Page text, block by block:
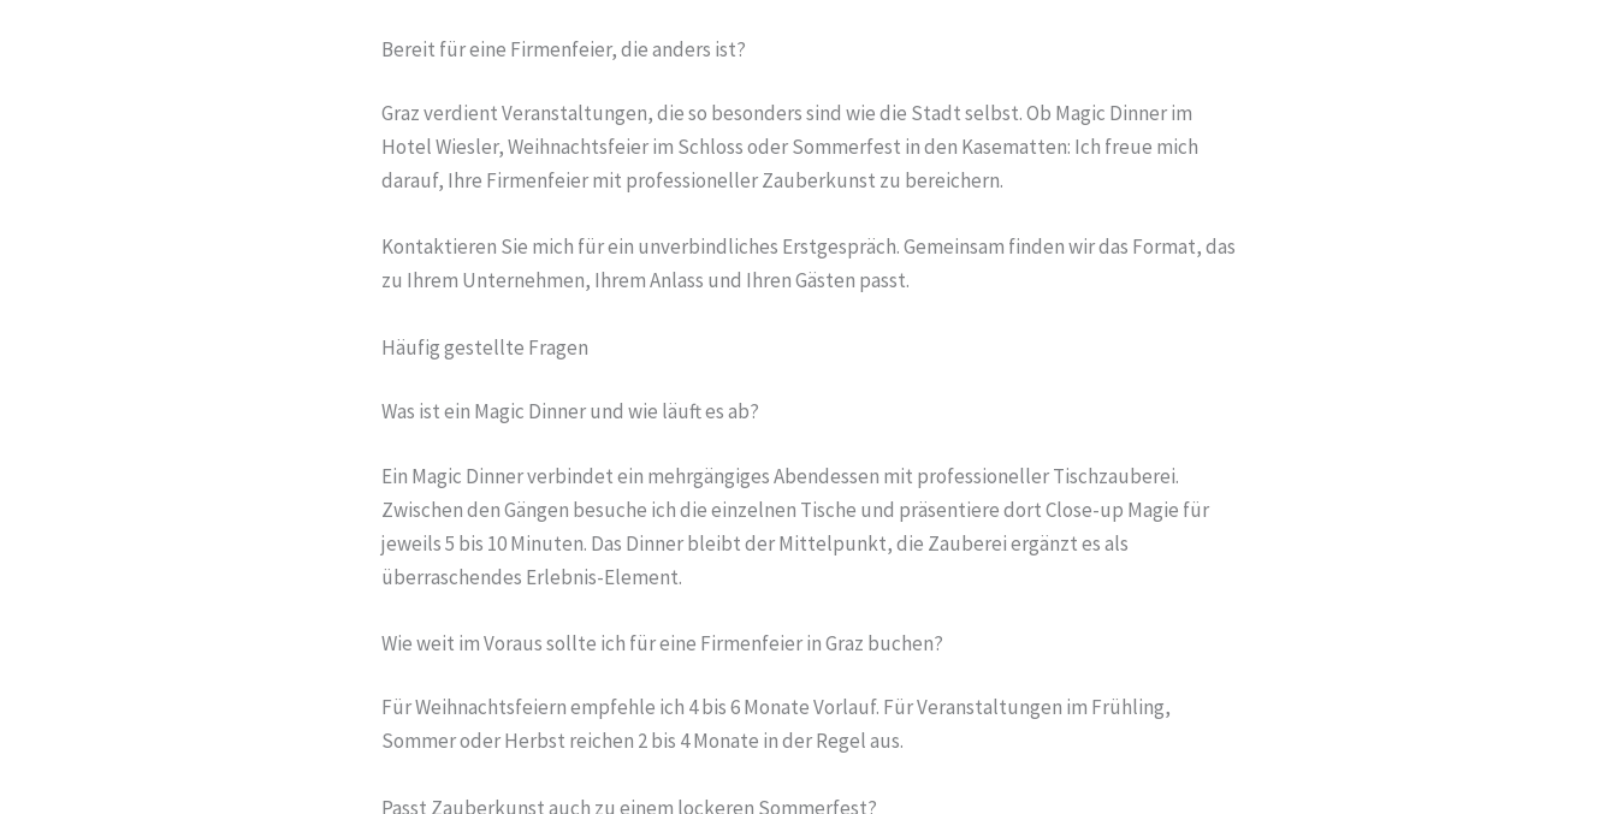
Bereit für eine Firmenfeier, die anders ist?
Graz verdient Veranstaltungen, die so besonders sind wie die Stadt selbst. Ob Magic Dinner im
Hotel Wiesler, Weihnachtsfeier im Schloss oder Sommerfest in den Kasematten: Ich freue mich
darauf, Ihre Firmenfeier mit professioneller Zauberkunst zu bereichern.
Kontaktieren Sie mich für ein unverbindliches Erstgespräch. Gemeinsam finden wir das Format, das
zu Ihrem Unternehmen, Ihrem Anlass und Ihren Gästen passt.
Häufig gestellte Fragen
Was ist ein Magic Dinner und wie läuft es ab?
Ein Magic Dinner verbindet ein mehrgängiges Abendessen mit professioneller Tischzauberei.
Zwischen den Gängen besuche ich die einzelnen Tische und präsentiere dort Close-up Magie für
jeweils 5 bis 10 Minuten. Das Dinner bleibt der Mittelpunkt, die Zauberei ergänzt es als
überraschendes Erlebnis-Element.
Wie weit im Voraus sollte ich für eine Firmenfeier in Graz buchen?
Für Weihnachtsfeiern empfehle ich 4 bis 6 Monate Vorlauf. Für Veranstaltungen im Frühling,
Sommer oder Herbst reichen 2 bis 4 Monate in der Regel aus.
Passt Zauberkunst auch zu einem lockeren Sommerfest?